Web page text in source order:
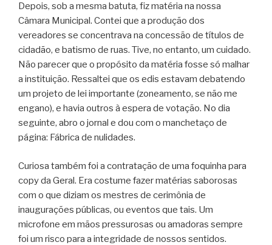
Depois, sob a mesma batuta, fiz matéria na nossa
Câmara Municipal. Contei que a produção dos
vereadores se concentrava na concessão de títulos de
cidadão, e batismo de ruas. Tive, no entanto, um cuidado.
Não parecer que o propósito da matéria fosse só malhar
a instituição. Ressaltei que os edis estavam debatendo
um projeto de lei importante (zoneamento, se não me
engano), e havia outros à espera de votação. No dia
seguinte, abro o jornal e dou com o manchetaço de
página: Fábrica de nulidades.
Curiosa também foi a contratação de uma foquinha para
copy da Geral. Era costume fazer matérias saborosas
com o que diziam os mestres de cerimônia de
inaugurações públicas, ou eventos que tais. Um
microfone em mãos pressurosas ou amadoras sempre
foi um risco para a integridade de nossos sentidos.